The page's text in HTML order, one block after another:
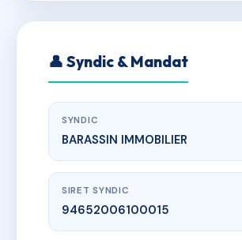
👤 Syndic & Mandat
SYNDIC
BARASSIN IMMOBILIER
SIRET SYNDIC
94652006100015